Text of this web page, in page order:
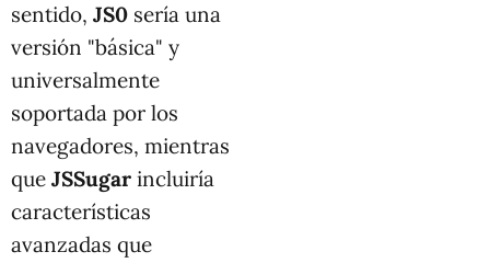
sentido, JS0 sería una
versión "básica" y
universalmente
soportada por los
navegadores, mientras
que JSSugar incluiría
características
avanzadas que